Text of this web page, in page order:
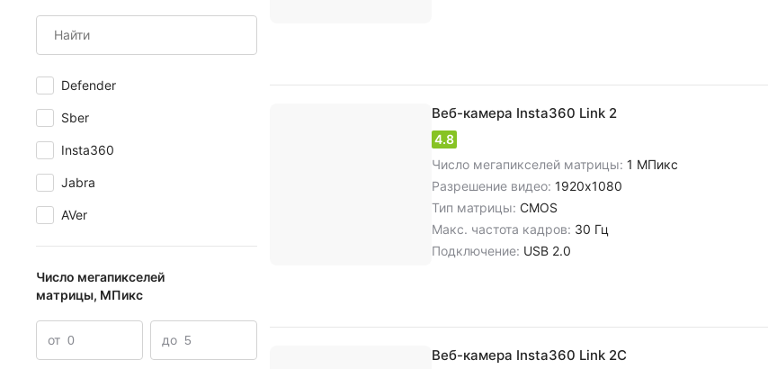
Defender
Sber
Insta360
Jabra
AVer
Число мегапикселей
матрицы, МПикс
от до
Веб-камера Insta360 Link 2
4.8
Число мегапикселей матрицы: 1 МПикс
Разрешение видео: 1920x1080
Тип матрицы: CMOS
Макс. частота кадров: 30 Гц
Подключение: USB 2.0
Веб-камера Insta360 Link 2C